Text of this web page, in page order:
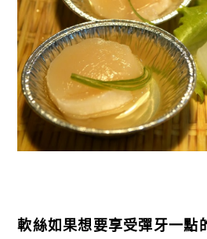
軟絲如果想要享受彈牙一點